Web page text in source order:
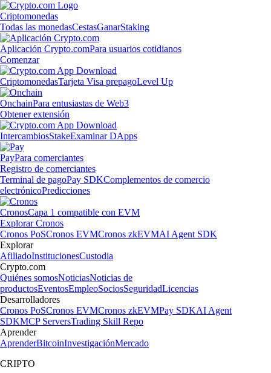
Criptomonedas
Todas las monedasCestasGanarStaking
Aplicación Crypto.comPara usuarios cotidianos
Comenzar
CriptomonedasTarjeta Visa prepagoLevel Up
OnchainPara entusiastas de Web3
Obtener extensión
IntercambiosStakeExaminar DApps
PayPara comerciantes
Registro de comerciantes
Terminal de pagoPay SDKComplementos de comercio
electrónicoPredicciones
CronosCapa 1 compatible con EVM
Explorar Cronos
Cronos PoSCronos EVMCronos zkEVMAI Agent SDK
Explorar
AfiliadoInstitucionesCustodia
Crypto.com
Quiénes somosNoticiasNoticias de
productosEventosEmpleoSociosSeguridadLicencias
Desarrolladores
Cronos PoSCronos EVMCronos zkEVMPay SDKAI Agent
SDKMCP ServersTrading Skill Repo
Aprender
AprenderBitcoinInvestigaciónMercado
CRIPTO